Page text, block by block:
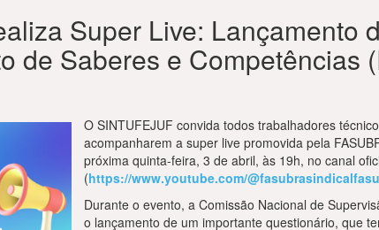
Super Live: Lançamento
de Saberes e Competências
O SINTUFEJUF convida todos trabalhadores
acompanharem a super live promovida pela
próxima quinta-feira, 3 de abril, às 19h, no canal
(https://www.youtube.com/
Durante o evento, a Comissão Nacional de
o lançamento de um importante questionário, que